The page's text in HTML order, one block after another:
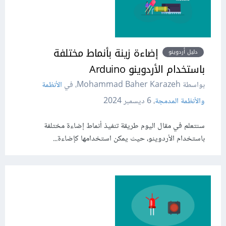
دليل أردوينو
إضاءة زينة بأنماط مختلفة
باستخدام الأردوينو Arduino
بواسطة Mohammad Baher Karazeh، في
الأنظمة
والأنظمة المدمجة،6 ديسمبر 2024
سنتعلم في مقال اليوم طريقة تنفيذ أنماط إضاءة مختلفة
باستخدام الأردوينو، حيث يمكن استخدامها كإضاءة...